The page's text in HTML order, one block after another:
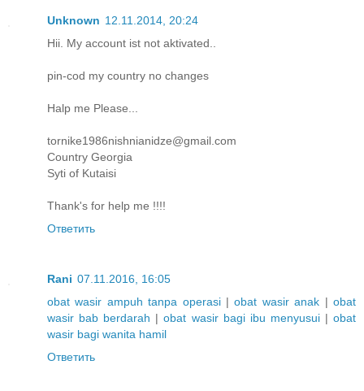
Unknown 12.11.2014, 20:24
Hii. My account ist not aktivated..
pin-cod my country no changes
Halp me Please...
tornike1986nishnianidze@gmail.com
Country Georgia
Syti of Kutaisi
Thank's for help me !!!!
Ответить
Rani 07.11.2016, 16:05
obat wasir ampuh tanpa operasi|obat wasir anak |obat
wasir bab berdarah |obat wasir bagi ibu menyusui|obat
wasir bagi wanita hamil
Ответить